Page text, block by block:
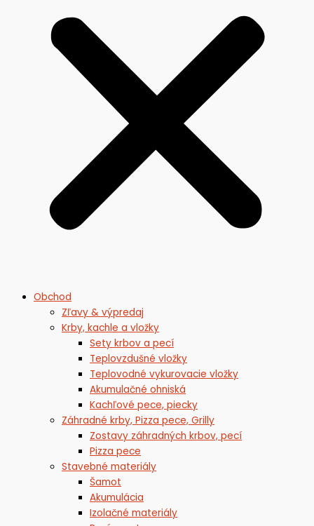
Obchod
Zľavy & výpredaj
Krby, kachle a vložky
Sety krbov a pecí
Teplovzdušné vložky
Teplovodné vykurovacie vložky
Akumulačné ohniská
Kachľové pece, piecky
Záhradné krby, Pizza pece, Grilly
Zostavy záhradných krbov, pecí
Pizza pece
Stavebné materiály
Šamot
Akumulácia
Izolačné materiály